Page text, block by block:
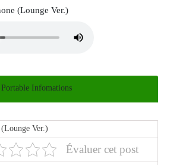
(Lounge Ver.)
Infomations
Ver.)
Évaluer cet post